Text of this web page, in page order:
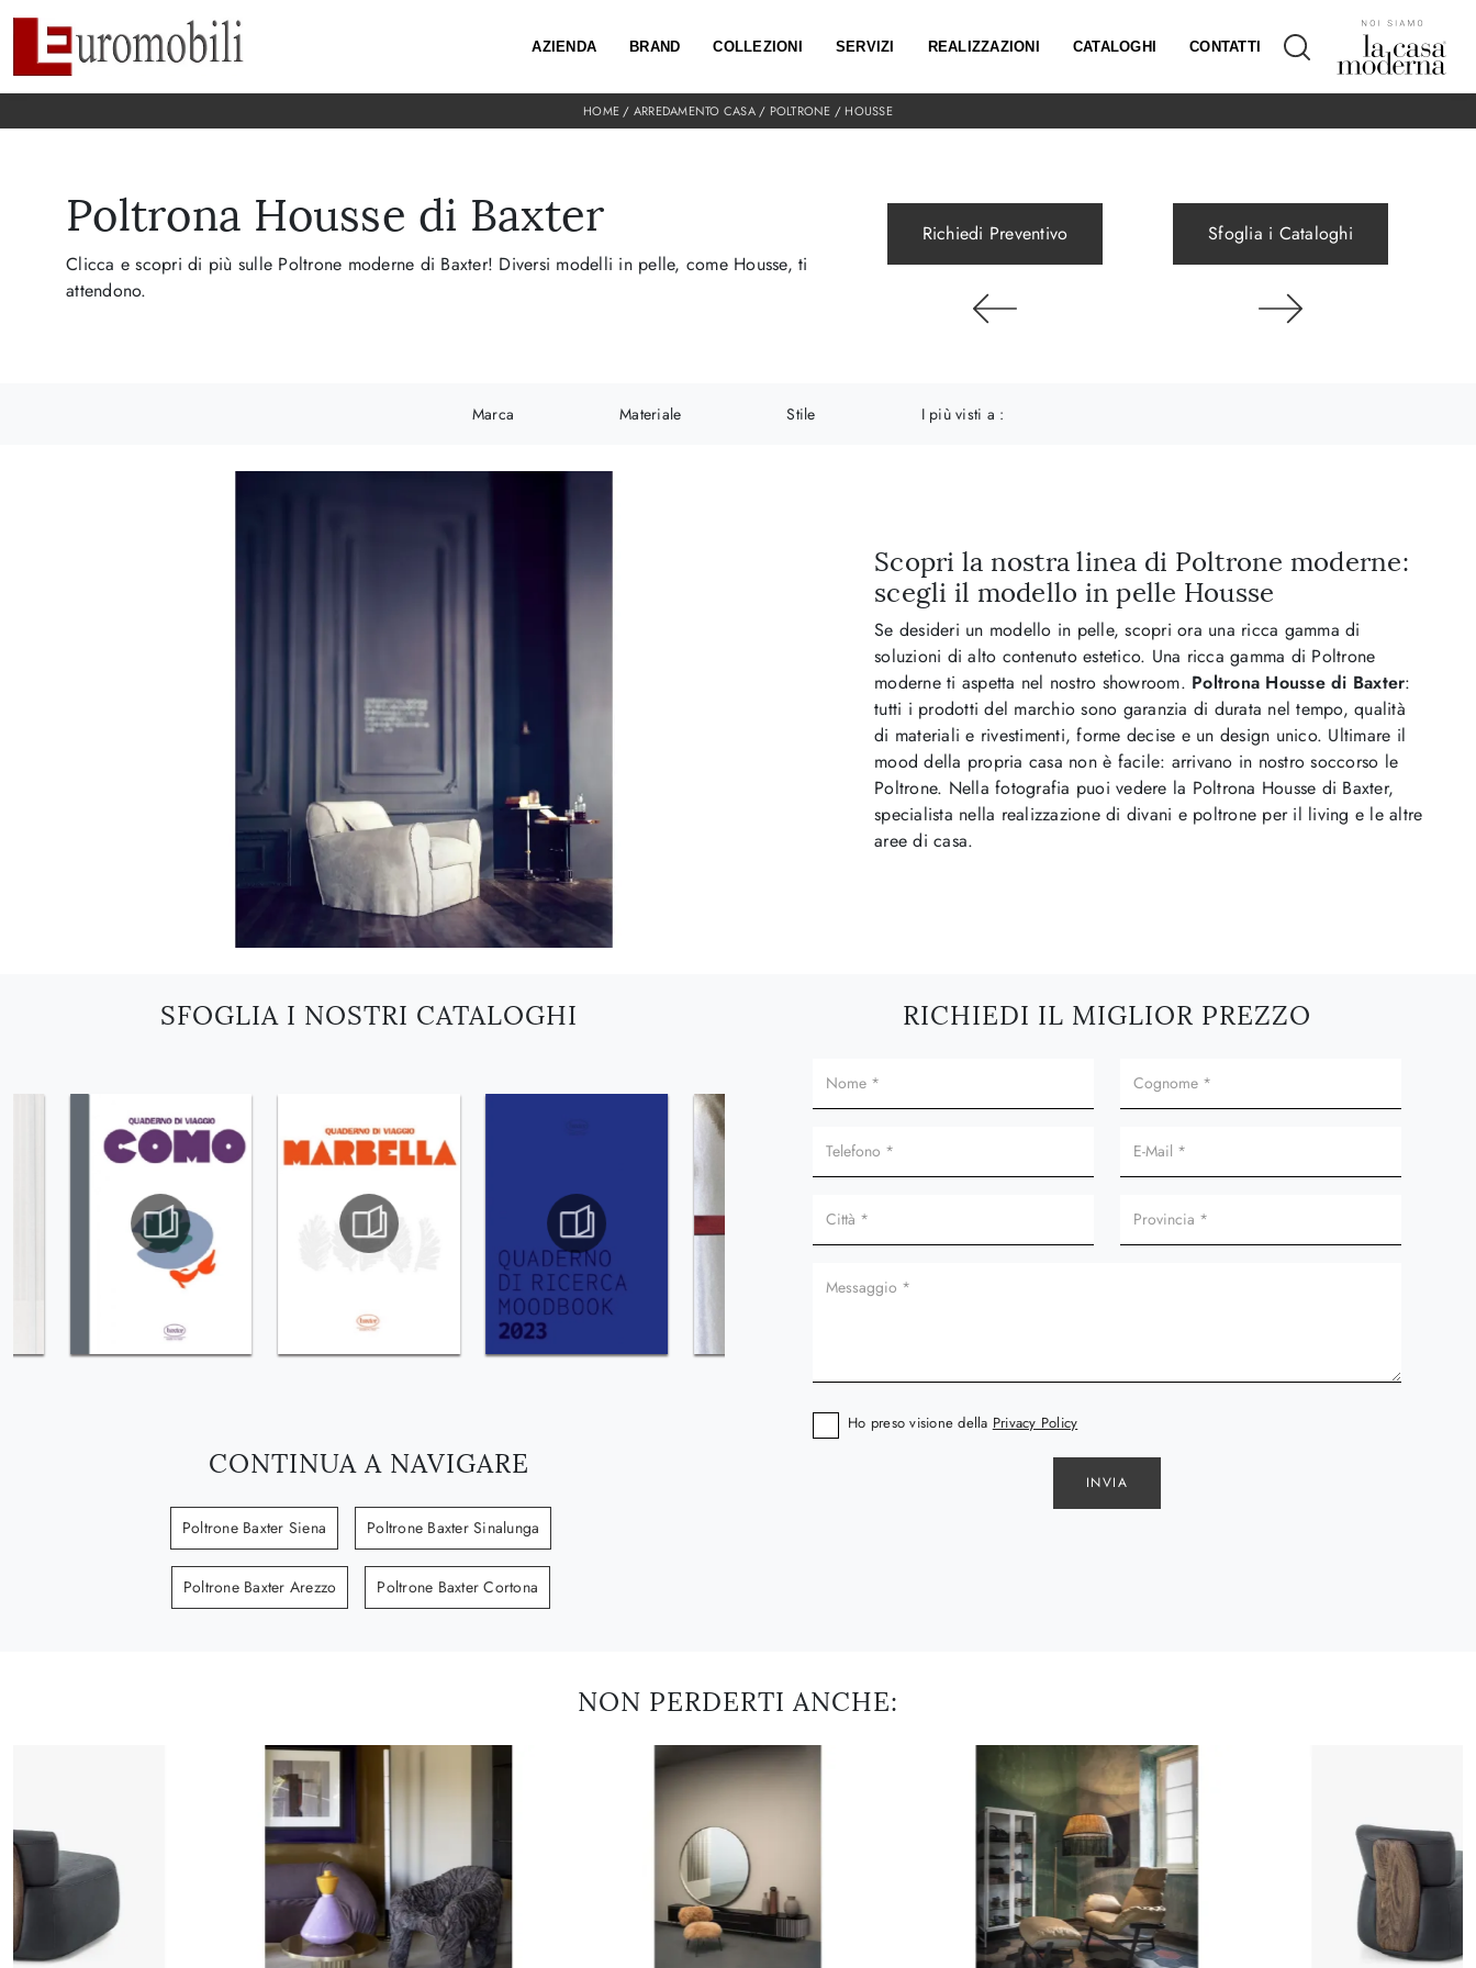
AZIENDA BRAND COLLEZIONI SERVIZI REALIZZAZIONI CATALOGHI CONTATTI
HOME / ARREDAMENTO CASA/ POLTRONE / HOUSSE
Poltrona Housse di Baxter
Clicca e scopri di più sulle Poltrone moderne di Baxter! Diversi modelli in pelle, come Housse, ti
attendono.
Richiedi Preventivo Sfoglia i Cataloghi
Marca Materiale Stile I più visti a :
Scopri la nostra linea di Poltrone moderne:
scegli il modello in pelle Housse
Se desideri un modello in pelle, scopri ora una ricca gamma di
soluzioni di alto contenuto estetico. Una ricca gamma di Poltrone
moderne ti aspetta nel nostro showroom. Poltrona Housse di Baxter:
tutti i prodotti del marchio sono garanzia di durata nel tempo, qualità
di materiali e rivestimenti, forme decise e un design unico. Ultimare il
mood della propria casa non è facile: arrivano in nostro soccorso le
Poltrone. Nella fotografia puoi vedere la Poltrona Housse di Baxter,
specialista nella realizzazione di divani e poltrone per il living e le altre
aree di casa.
SFOGLIA I NOSTRI CATALOGHI
CONTINUA A NAVIGARE
Poltrone Baxter Siena Poltrone Baxter Sinalunga
Poltrone Baxter Arezzo Poltrone Baxter Cortona
RICHIEDI IL MIGLIOR PREZZO
Ho preso visione della Privacy Policy
INVIA
NON PERDERTI ANCHE: